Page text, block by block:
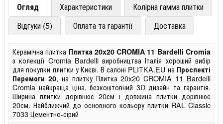
Огляд Характеристики
Колірна гамма плитки
Відгуки (5)
Оплата та гарантії Доставка
Керамічна плитка Плитка 20x20 CROMIA 11 Bardelli Cromia
з колекції Cromia Bardelli виробництва Італія хороший вибір
для покупки плитки у Києві. В салоні PLITKA.EU на Проспекті
Перемоги 20, на плитку Плитка 20x20 CROMIA 11 Bardelli
Cromia найкраща ціна, безкоштовний 3D дизайн та гарантія.
Ширина плитки дорівнює 20см і довжина плитки дорівнює
20см. Найближчий до основного кольору плитки RAL Classic
7033 Цементно-сірий